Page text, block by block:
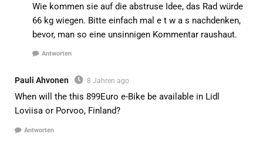
Wie kommen sie auf die abstruse Idee, das Rad würde
66 kg wiegen. Bitte einfach mal e t w a s nachdenken,
bevor, man so eine unsinnigen Kommentar raushaut.
Antworten
Pauli Ahvonen 8 Jahren ago
When will the this 899Euro e-Bike be available in Lidl
Loviisa or Porvoo, Finland?
Antworten